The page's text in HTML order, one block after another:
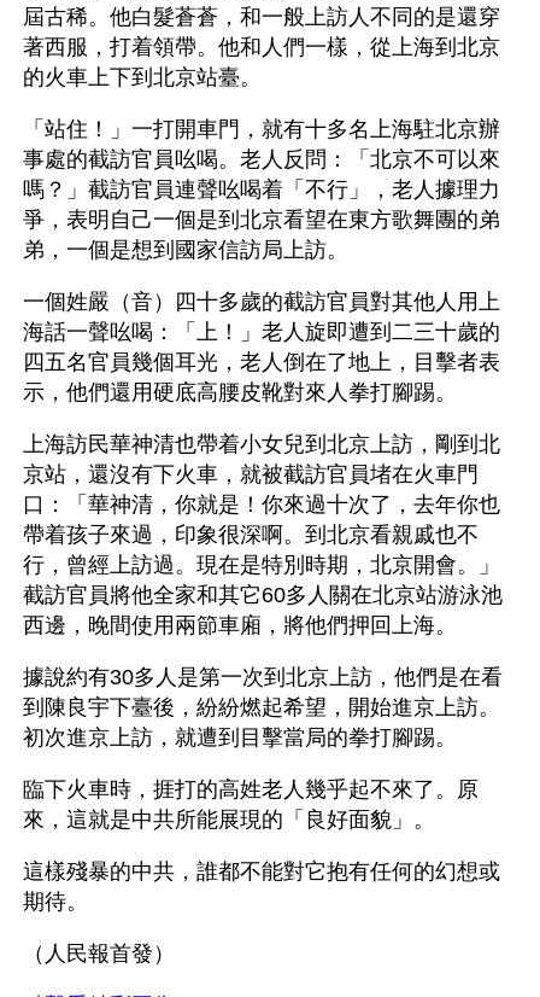
屆古稀。他白髮蒼蒼，和一般上訪人不同的是還穿
著西服，打着領帶。他和人們一樣，從上海到北京
的火車上下到北京站臺。
「站住！」一打開車門，就有十多名上海駐北京辦
事處的截訪官員吆喝。老人反問：「北京不可以來
嗎？」截訪官員連聲吆喝着「不行」，老人據理力
爭，表明自己一個是到北京看望在東方歌舞團的弟
弟，一個是想到國家信訪局上訪。
一個姓嚴（音）四十多歲的截訪官員對其他人用上
海話一聲吆喝：「上！」老人旋即遭到二三十歲的
四五名官員幾個耳光，老人倒在了地上，目擊者表
示，他們還用硬底高腰皮靴對來人拳打腳踢。
上海訪民華神清也帶着小女兒到北京上訪，剛到北
京站，還沒有下火車，就被截訪官員堵在火車門
口：「華神清，你就是！你來過十次了，去年你也
帶着孩子來過，印象很深啊。到北京看親戚也不
行，曾經上訪過。現在是特別時期，北京開會。」
截訪官員將他全家和其它60多人關在北京站游泳池
西邊，晚間使用兩節車廂，將他們押回上海。
據說約有30多人是第一次到北京上訪，他們是在看
到陳良宇下臺後，紛紛燃起希望，開始進京上訪。
初次進京上訪，就遭到目擊當局的拳打腳踢。
臨下火車時，捱打的高姓老人幾乎起不來了。原
來，這就是中共所能展現的「良好面貌」。
這樣殘暴的中共，誰都不能對它抱有任何的幻想或
期待。
（人民報首發）